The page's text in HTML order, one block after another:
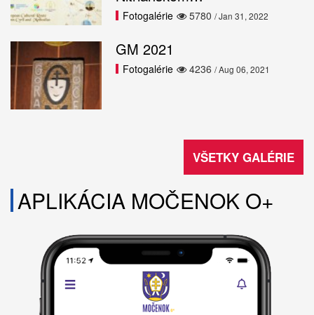
5780
Fotogalérie / Jan 31, 2022
GM 2021
4236
Fotogalérie / Aug 06, 2021
VŠETKY GALÉRIE
APLIKÁCIA MOČENOK O+